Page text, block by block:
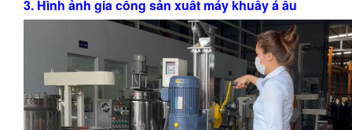
3. Hình ảnh gia công sản xuất máy khuấy á âu